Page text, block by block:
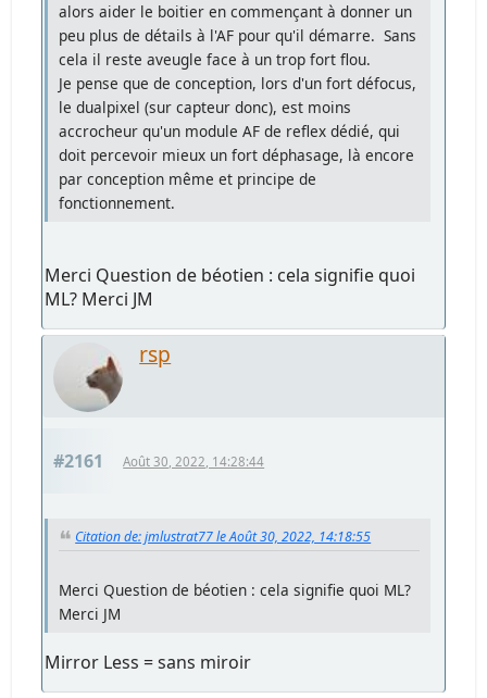
alors aider le boitier en commençant à donner un
peu plus de détails à l'AF pour qu'il démarre. Sans
cela il reste aveugle face à un trop fort flou.
Je pense que de conception, lors d'un fort défocus,
le dualpixel (sur capteur donc), est moins
accrocheur qu'un module AF de reflex dédié, qui
doit percevoir mieux un fort déphasage, là encore
par conception même et principe de
fonctionnement.
Merci Question de béotien : cela signifie quoi
ML? Merci JM
rsp
#2161 Août 30, 2022, 14:28:44
Citation de: jmlustrat77 le Août 30, 2022, 14:18:55
Merci Question de béotien : cela signifie quoi ML?
Merci JM
Mirror Less = sans miroir